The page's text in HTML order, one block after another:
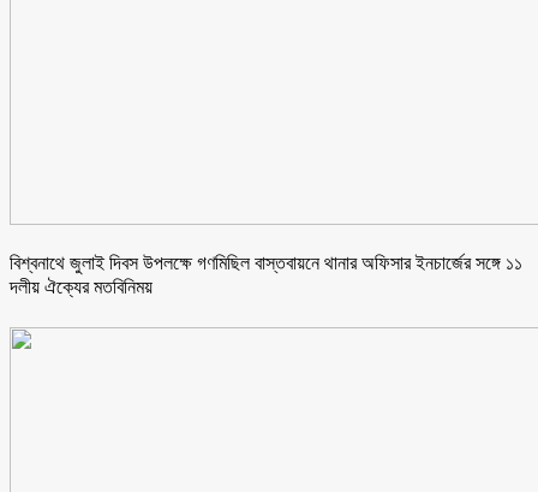
বিশ্বনাথে জুলাই দিবস উপলক্ষে গণমিছিল বাস্তবায়নে থানার অফিসার ইনচার্জের সঙ্গে ১১
দলীয় ঐক্যের মতবিনিময়